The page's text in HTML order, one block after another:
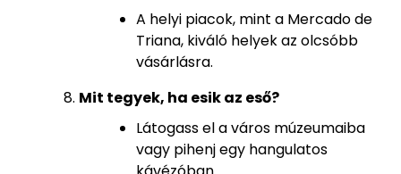
A helyi piacok, mint a Mercado de
Triana, kiváló helyek az olcsóbb
vásárlásra.
Mit tegyek, ha esik az eső?
Látogass el a város múzeumaiba
vagy pihenj egy hangulatos